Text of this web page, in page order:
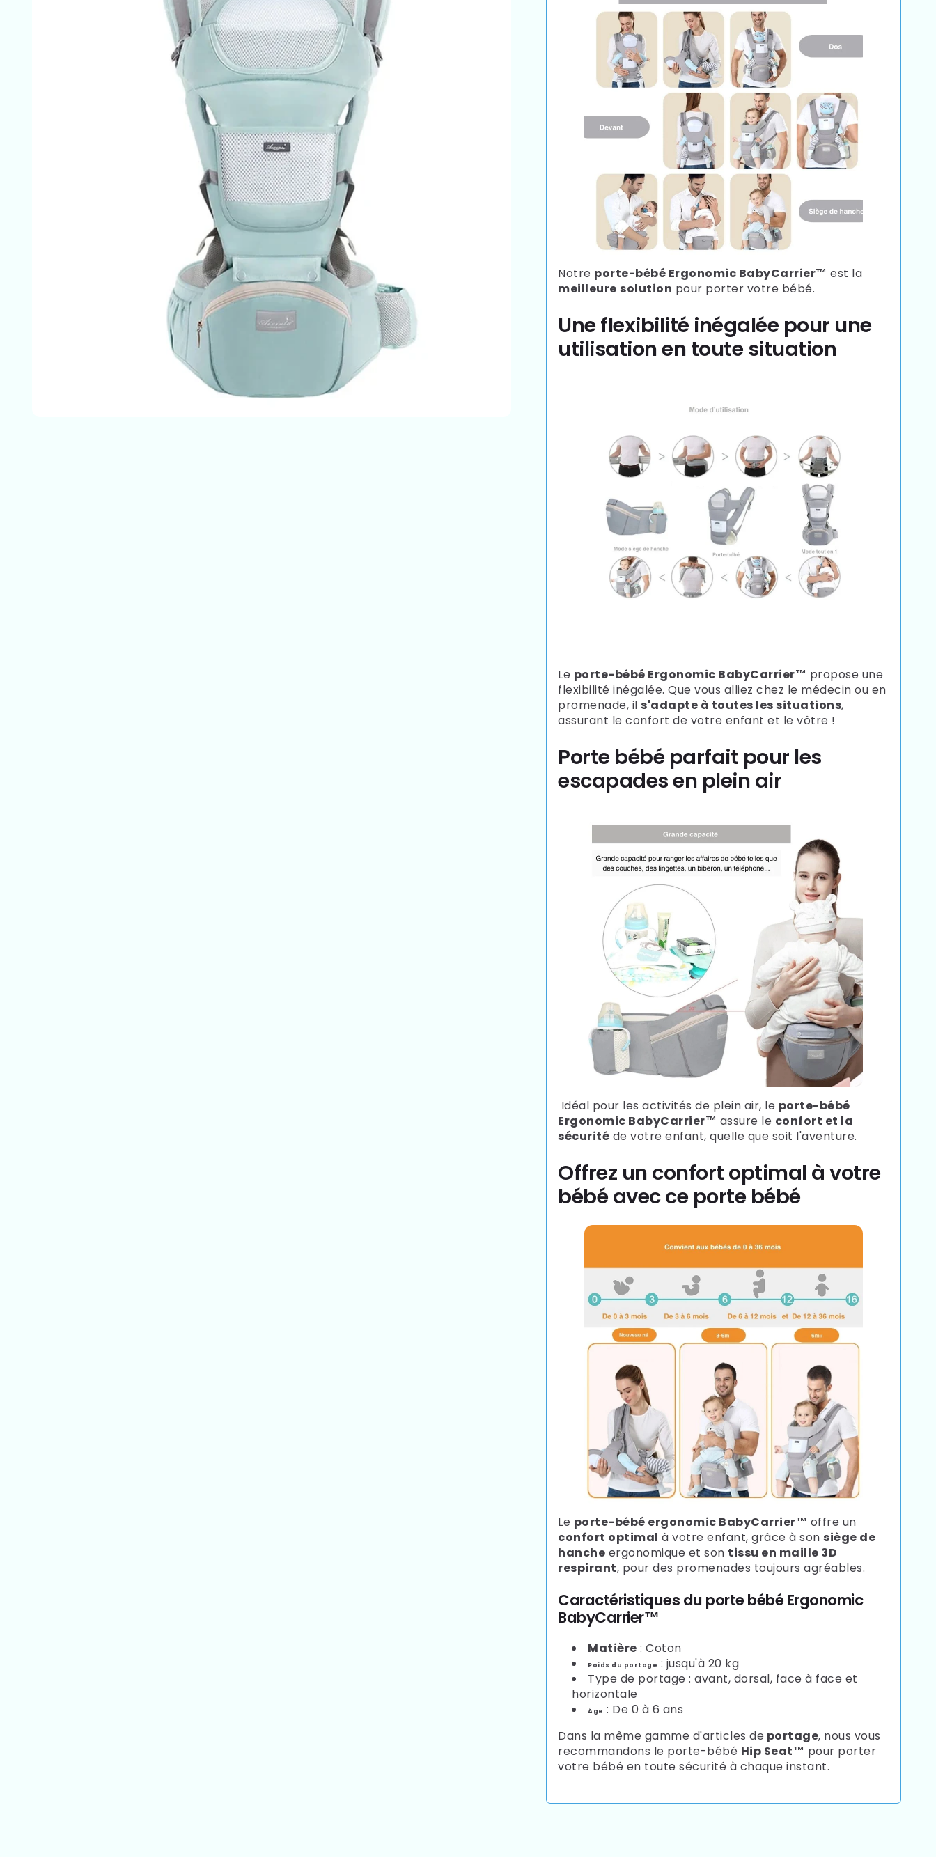
Notre porte-bébé Ergonomic BabyCarrier™ est la
meilleure solution pour porter votre bébé.
Une flexibilité inégalée pour une
utilisation en toute situation
Le porte-bébé Ergonomic BabyCarrier™ propose une
flexibilité inégalée. Que vous alliez chez le médecin ou en
promenade, il s'adapte à toutes les situations,
assurant le confort de votre enfant et le vôtre !
Porte bébé parfait pour les
escapades en plein air
Idéal pour les activités de plein air, le porte-bébé
Ergonomic BabyCarrier™ assure le confort et la
sécurité de votre enfant, quelle que soit l'aventure.
Offrez un confort optimal à votre
bébé avec ce porte bébé
Le porte-bébé ergonomic BabyCarrier™ offre un
confort optimal à votre enfant, grâce à son siège de
hanche ergonomique et son tissu en maille 3D
respirant, pour des promenades toujours agréables.
Caractéristiques du porte bébé Ergonomic
BabyCarrier™
Matière : Coton
Poids du portage : jusqu'à 20 kg
Type de portage : avant, dorsal, face à face et
horizontale
Âge : De 0 à 6 ans
Dans la même gamme d'articles de portage, nous vous
recommandons le porte-bébé Hip Seat™ pour porter
votre bébé en toute sécurité à chaque instant.